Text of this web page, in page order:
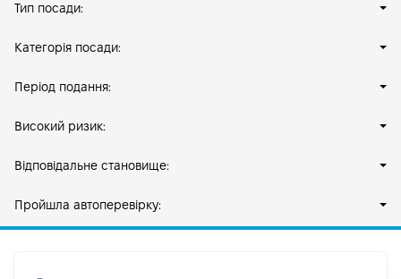
Тип посади:
Категорія посади:
Період подання:
Високий ризик:
Відповідальне становище:
Пройшла автоперевірку: